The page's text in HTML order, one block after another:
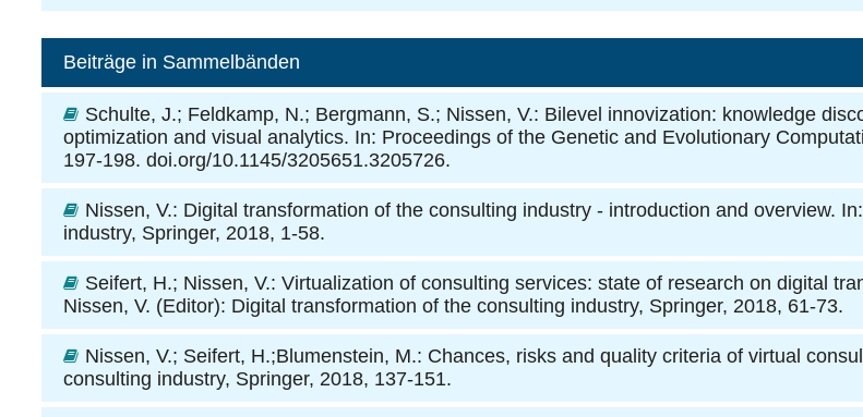
Beiträge in Sammelbänden
Schulte, J.; Feldkamp, N.; Bergmann, S.; Nissen, V.: Bilevel innovization: knowledge
optimization and visual analytics. In: Proceedings of the Genetic and Evolutionary
197-198. doi.org/10.1145/3205651.3205726.
Nissen, V.: Digital transformation of the consulting industry - introduction and overview.
industry, Springer, 2018, 1-58.
Seifert, H.; Nissen, V.: Virtualization of consulting services: state of research on digital
Nissen, V. (Editor): Digital transformation of the consulting industry, Springer, 2018, 61-73.
Nissen, V.; Seifert, H.;Blumenstein, M.: Chances, risks and quality criteria of virtual
consulting industry, Springer, 2018, 137-151.